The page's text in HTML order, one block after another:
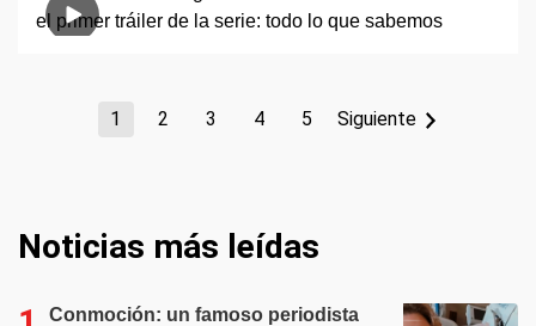
1 2 3 4 5 Siguiente
Noticias más leídas
Conmoción: un famoso periodista